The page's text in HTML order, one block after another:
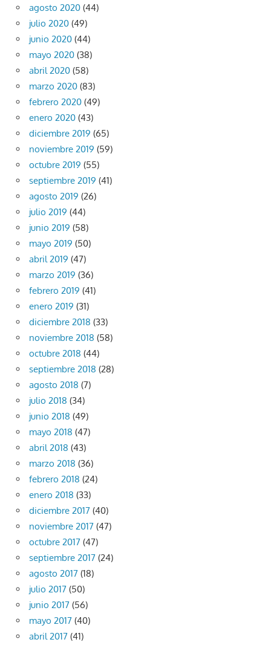
agosto 2020 (44)
julio 2020 (49)
junio 2020 (44)
mayo 2020 (38)
abril 2020 (58)
marzo 2020 (83)
febrero 2020 (49)
enero 2020 (43)
diciembre 2019 (65)
noviembre 2019 (59)
octubre 2019 (55)
septiembre 2019 (41)
agosto 2019 (26)
julio 2019 (44)
junio 2019 (58)
mayo 2019 (50)
abril 2019 (47)
marzo 2019 (36)
febrero 2019 (41)
enero 2019 (31)
diciembre 2018 (33)
noviembre 2018 (58)
octubre 2018 (44)
septiembre 2018 (28)
agosto 2018 (7)
julio 2018 (34)
junio 2018 (49)
mayo 2018 (47)
abril 2018 (43)
marzo 2018 (36)
febrero 2018 (24)
enero 2018 (33)
diciembre 2017 (40)
noviembre 2017 (47)
octubre 2017 (47)
septiembre 2017 (24)
agosto 2017 (18)
julio 2017 (50)
junio 2017 (56)
mayo 2017 (40)
abril 2017 (41)